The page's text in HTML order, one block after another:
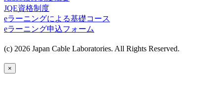
JQE資格制度
eラーニングによる基礎コース
eラーニング申込フォーム
(c) 2026 Japan Cable Laboratories. All Rights Reserved.
×